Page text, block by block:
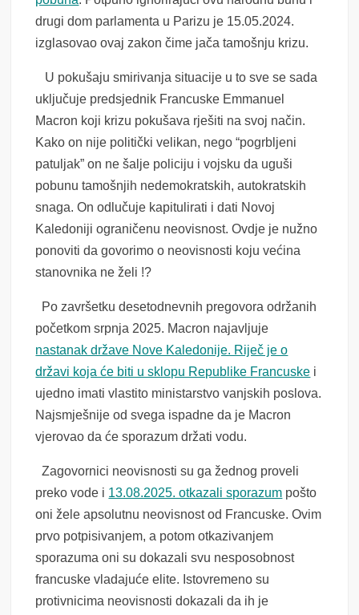
drugi dom parlamenta u Parizu je 15.05.2024.
izglasovao ovaj zakon čime jača tamošnju krizu.
U pokušaju smirivanja situacije u to sve se sada
uključuje predsjednik Francuske Emmanuel
Macron koji krizu pokušava rješiti na svoj način.
Kako on nije politički velikan, nego “pogrbljeni
patuljak” on ne šalje policiju i vojsku da uguši
pobunu tamošnjih nedemokratskih, autokratskih
snaga. On odlučuje kapitulirati i dati Novoj
Kaledoniji ograničenu neovisnost. Ovdje je nužno
ponoviti da govorimo o neovisnosti koju većina
stanovnika ne želi !?
Po završetku desetodnevnih pregovora održanih
početkom srpnja 2025. Macron najavljuje
nastanak države Nove Kaledonije. Riječ je o
državi koja će biti u sklopu Republike Francuske i
ujedno imati vlastito ministarstvo vanjskih poslova.
Najsmješnije od svega ispadne da je Macron
vjerovao da će sporazum držati vodu.
Zagovornici neovisnosti su ga žednog proveli
preko vode i 13.08.2025. otkazali sporazum pošto
oni žele apsolutnu neovisnost od Francuske. Ovim
prvo potpisivanjem, a potom otkazivanjem
sporazuma oni su dokazali svu nesposobnost
francuske vladajuće elite. Istovremeno su
protivnicima neovisnosti dokazali da ih je